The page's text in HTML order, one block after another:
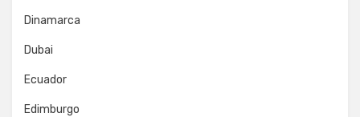
Dinamarca
Dubai
Ecuador
Edimburgo